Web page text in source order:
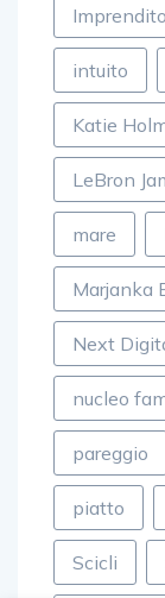
intuito
Katie
LeBron
mare
Marjanka
Next
nucleo
pareggio
piatto
Scicli